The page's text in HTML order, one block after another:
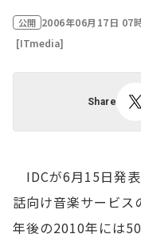
公開 2006年06月17日 07
[ITmedia]
Share
IDCが6月15日発表
話向け音楽サービス
年後の2010年には